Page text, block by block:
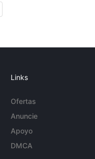
Links
Ofertas
Anuncie
Apoyo
DMCA